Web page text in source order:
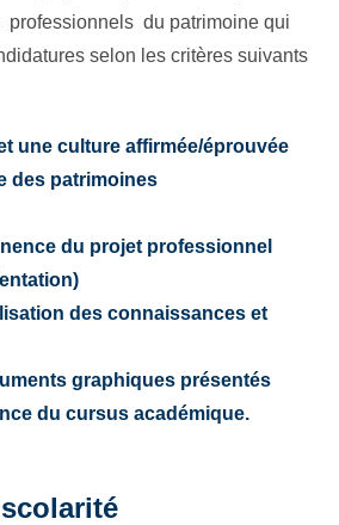
du patrimoine qui
selon les critères suivants
une culture affirmée/éprouvée
des patrimoines
du projet professionnel
des connaissances et
graphiques présentés
du cursus académique.